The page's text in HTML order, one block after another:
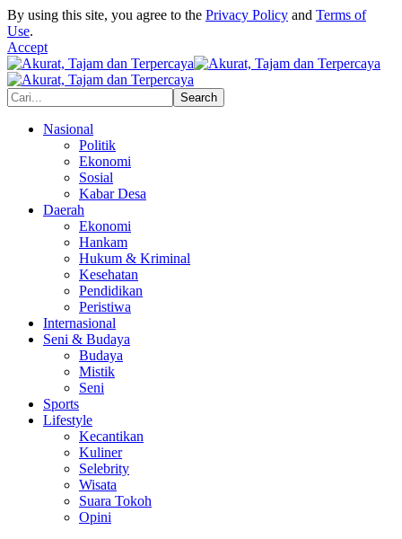
By using this site, you agree to the Privacy Policy and Terms of
Use.
Accept
Nasional
Politik
Ekonomi
Sosial
Kabar Desa
Daerah
Ekonomi
Hankam
Hukum & Kriminal
Kesehatan
Pendidikan
Peristiwa
Internasional
Seni & Budaya
Budaya
Mistik
Seni
Sports
Lifestyle
Kecantikan
Kuliner
Selebrity
Wisata
Suara Tokoh
Opini